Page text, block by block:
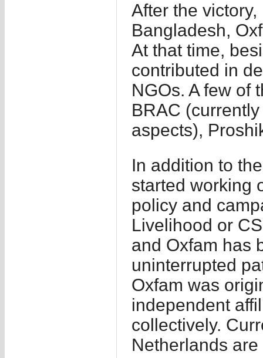
After the
Bangladesh,
At that time,
contributed in
NGOs. A few of
BRAC
aspects),
In addition to
started working
policy and
Livelihood or
and Oxfam has
uninterrupted
Oxfam was
independent
collectively.
Netherlands